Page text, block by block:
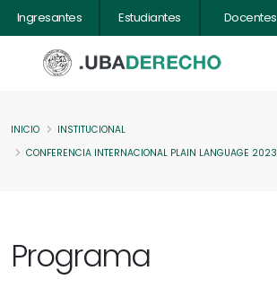
Ingresantes Estudiantes Docentes
INICIO
INSTITUCIONAL
CONFERENCIA INTERNACIONAL PLAIN LANGUAGE 2023
Programa